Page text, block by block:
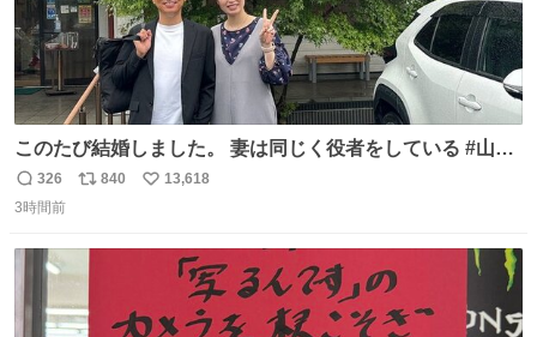
このたび結婚しました。 妻は同じく役者をしている #山下
ひかり です。 これからも一つひとつの作品に真摯に向き合
い、役者として精進していきます。変わらず見守っていた
立ち寄った、妻のソウルフードのラーメン屋さんでの一枚
返
信
326
リ
ト
840
い
13,618
3時間前